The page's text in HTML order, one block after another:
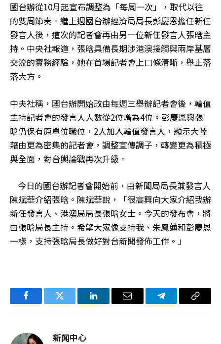
國台辦從10月起宣布調整為「每周一次」，取代以往
的雙周節奏。繼上週國台辦經濟局局長彭慶恩擔任新任
發言人後，這次的記者會再由另一位新任發言人張晗主
持。中央社報道，張晗具備長期涉港澳接觸與兩岸基層
交流的實務經驗，她在首場記者會上口條清晰，舉止落
落大方。
中央社稱，國台辦開始改由每週三舉辦記者會後，輪值
主持記者會的發言人人數從2位增為4位。彭慶恩與張
晗仍保有原單位職位，2人加入輪值發言人，顯示大陸
藉由更為密集的記者會，調整宣傳調子，轉變更為積極
與全面，對台輿論戰再次升級。
今日的國台辦記者會開始前，由新聞局局長兼發言人
陳斌華介紹張晗。陳斌華說，「很高興向大家介紹我辦
新任發言人、港澳局局長張晗女士。今天的發布會，將
由張晗局長主持。希望大家像支持我、朱鳳蓮和彭慶恩
一樣，支持張晗局長做好對台新聞發佈工作。」
FacebookTwitter LinkedIn电
Telegram复
新闻中心